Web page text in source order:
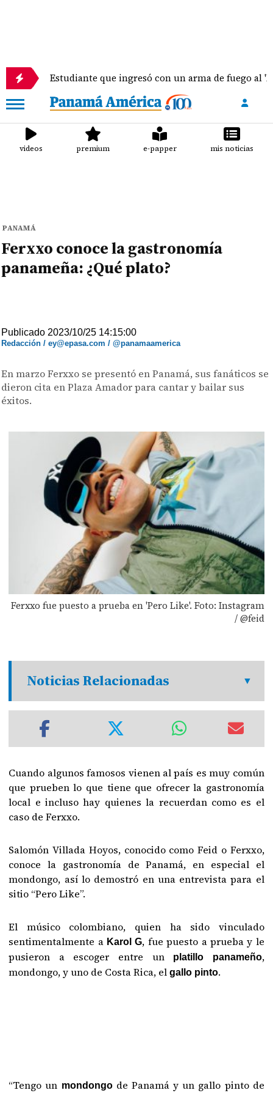
Estudiante que ingresó con un arma de fuego al 'Dolores
videos premium e-papper mis noticias
PANAMÁ
Ferxxo conoce la gastronomía
panameña: ¿Qué plato?
Publicado 2023/10/25 14:15:00
Redacción / ey@epasa.com / @panamaamerica
En marzo Ferxxo se presentó en Panamá, sus fanáticos se
dieron cita en Plaza Amador para cantar y bailar sus
éxitos.
Ferxxo fue puesto a prueba en 'Pero Like'. Foto: Instagram
/ @feid
Noticias Relacionadas
Cuando algunos famosos vienen al país es muy común
que prueben lo que tiene que ofrecer la gastronomía
local e incluso hay quienes la recuerdan como es el
caso de Ferxxo.
Salomón Villada Hoyos, conocido como Feid o Ferxxo,
conoce la gastronomía de Panamá, en especial el
mondongo, así lo demostró en una entrevista para el
sitio “Pero Like”.
El músico colombiano, quien ha sido vinculado
sentimentalmente a Karol G, fue puesto a prueba y le
pusieron a escoger entre un
platillo panameño,
mondongo, y uno de Costa Rica, elgallo pinto.
“Tengo un mondongo de Panamá y un gallo pinto de